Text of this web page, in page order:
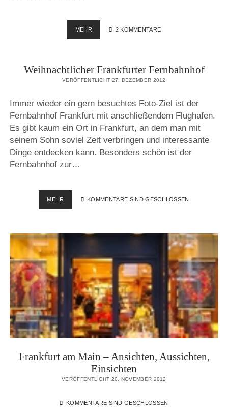
MEHRTHE
SQUAIRE
ÜROGEBÄUDE D
EUTSCHLANDS. T
2 KOMMENTARE
Weihnachtlicher Frankfurter Fernbahnhof
VERÖFFENTLICHT 27. DEZEMBER 2012
Immer wieder ein gern besuchtes Foto-Ziel ist der
Fernbahnhof Frankfurt mit anschließendem Flughafen.
Es gibt kaum ein Ort in Frankfurt, an dem man mit
seinem Sohn soviel Zeit verbringen und interessante
Dinge entdecken kann. Besonders schön ist der
Fernbahnhof zur…
MEHR WEIHNACHTLICHER
FRANKFURTER
KOMMENTARE SIND GESCHLOSSEN
Frankfurt am Main – Ansichten, Aussichten,
Einsichten
VERÖFFENTLICHT 20. NOVEMBER 2012
KOMMENTARE SIND GESCHLOSSEN